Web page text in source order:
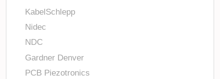
KabelSchlepp
Nidec
NDC
Gardner Denver
PCB Piezotronics